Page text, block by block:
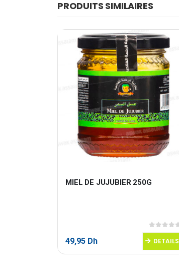
PRODUITS SIMILAIRES
MIEL DE JUJUBIER 250G
0sur 5
49,95 Dh DETAILS